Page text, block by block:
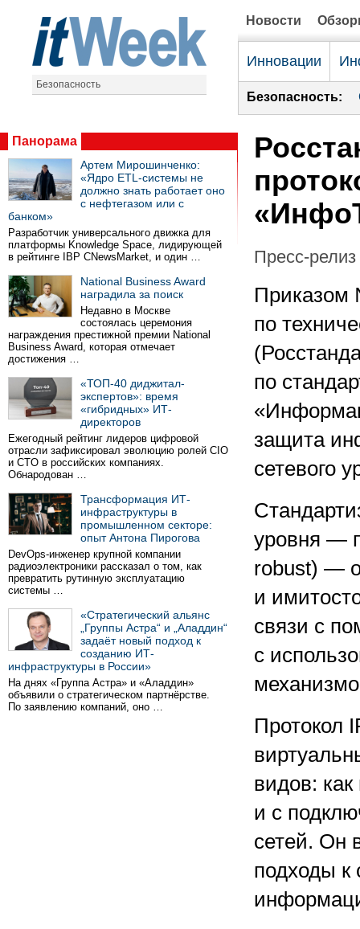
Безопасность
Новости
Инновации
Безопасность:
Панорама
Артем Мирошинченко:
«Ядро ETL-системы не
должно знать работает оно
с нефтегазом или с
банком»
Разработчик универсального движка для
платформы Knowledge Space, лидирующей
в рейтинге IBP CNewsMarket, и один …
National Business Award
наградила за поиск
Недавно в Москве
состоялась церемония
награждения престижной премии National
Business Award, которая отмечает
достижения …
«ТОП-40 диджитал-
экспертов»: время
«гибридных» ИТ-
директоров
Ежегодный рейтинг лидеров цифровой
отрасли зафиксировал эволюцию ролей CIO
и CTO в российских компаниях.
Обнародован …
Трансформация ИТ-
инфраструктуры в
промышленном секторе:
опыт Антона Пирогова
DevOps-инженер крупной компании
радиоэлектроники рассказал о том, как
превратить рутинную эксплуатацию
системы …
«Стратегический альянс
„Группы Астра“ и „Аладдин“
задаёт новый подход к
созданию ИТ-
инфраструктуры в России»
На днях «Группа Астра» и «Аладдин»
объявили о стратегическом партнёрстве.
По заявлению компаний, оно …
Пресс-
по
по
защита
сетевого
уровня —
robust) —
и
связи с
с
Протокол
видов:
и с
сетей. Он
подходы к